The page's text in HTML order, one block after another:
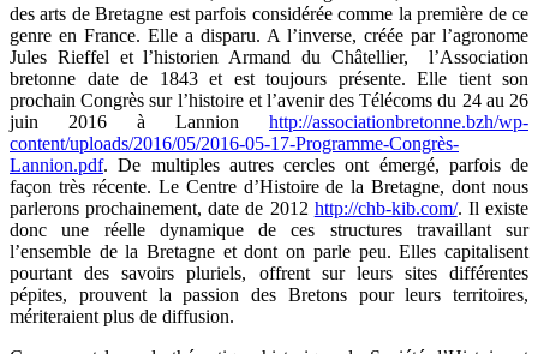
des arts de Bretagne est parfois considérée comme la première de ce
genre en France. Elle a disparu. A l’inverse, créée par l’agronome
Jules Rieffel et l’historien Armand du Châtellier, l’Association
bretonne date de 1843 et est toujours présente. Elle tient son
prochain Congrès sur l’histoire et l’avenir des Télécoms du 24 au 26
juin 2016 à Lannion http://associationbretonne.bzh/wp-
content/uploads/2016/05/2016-05-17-Programme-Congrès-
Lannion.pdf. De multiples autres cercles ont émergé, parfois de
façon très récente. Le Centre d’Histoire de la Bretagne, dont nous
parlerons prochainement, date de 2012 http://chb-kib.com/. Il existe
donc une réelle dynamique de ces structures travaillant sur
l’ensemble de la Bretagne et dont on parle peu. Elles capitalisent
pourtant des savoirs pluriels, offrent sur leurs sites différentes
pépites, prouvent la passion des Bretons pour leurs territoires,
mériteraient plus de diffusion.